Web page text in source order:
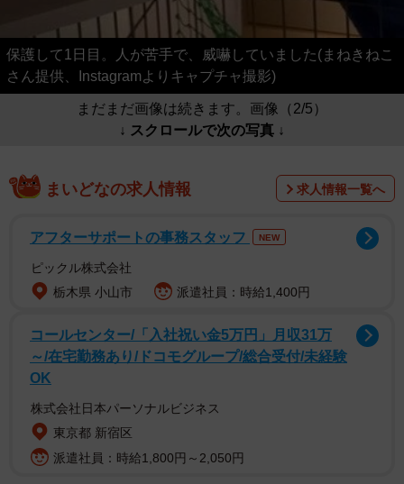
保護して1日目。人が苦手で、威嚇していました(まねきねこ
さん提供、Instagramよりキャプチャ撮影)
まだまだ画像は続きます。画像（2/5）
↓ スクロールで次の写真 ↓
まいどなの求人情報 求人情報一覧へ
アフターサポートの事務スタッフ NEW
ピックル株式会社
栃木県 小山市
派遣社員：時給1,400円
コールセンター/「入社祝い金5万円」月収31万
～/在宅勤務あり/ドコモグループ/総合受付/未経験
OK
株式会社日本パーソナルビジネス
東京都 新宿区
派遣社員：時給1,800円～2,050円